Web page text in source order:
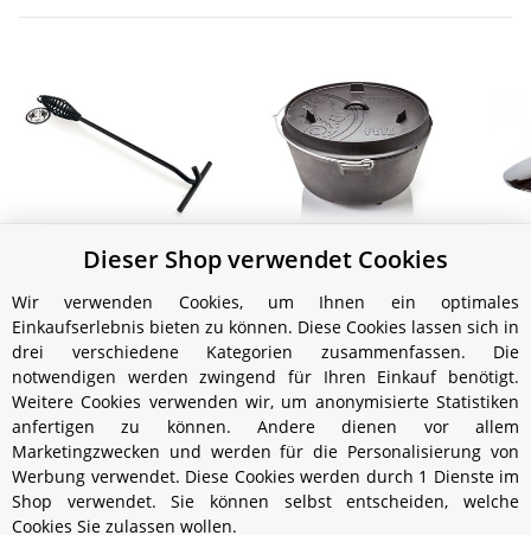
Petromax 'Feuertopf'
Deckelheber
12,00 € *
Petromax Feuertopf ft18
174,99 €
Dieser Shop verwendet Cookies
Wir verwenden Cookies, um Ihnen ein optimales
Einkaufserlebnis bieten zu können. Diese Cookies lassen sich in
drei verschiedene Kategorien zusammenfassen. Die
notwendigen werden zwingend für Ihren Einkauf benötigt.
Weitere Cookies verwenden wir, um anonymisierte Statistiken
anfertigen zu können. Andere dienen vor allem
Marketingzwecken und werden für die Personalisierung von
Werbung verwendet. Diese Cookies werden durch 1 Dienste im
Shop verwendet. Sie können selbst entscheiden, welche
Cookies Sie zulassen wollen.